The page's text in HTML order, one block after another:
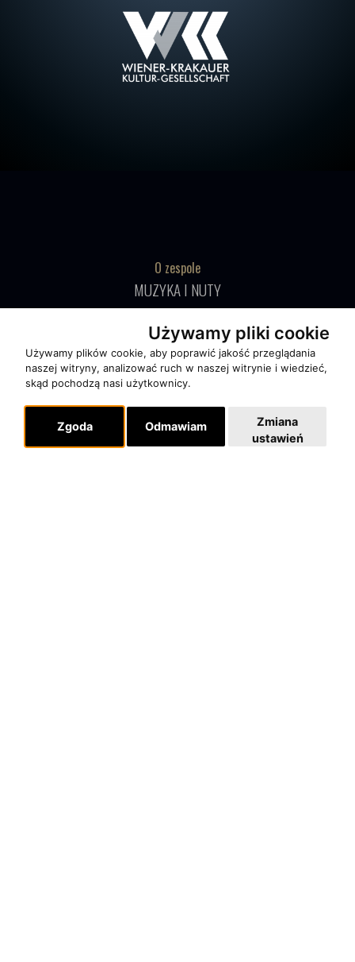
Używamy pliki cookie
Używamy plików cookie, aby poprawić jakość przeglądania
naszej witryny, analizować ruch w naszej witrynie i wiedzieć,
skąd pochodzą nasi użytkownicy.
Zgoda Odmawiam
Zmiana
ustawień
O zespole
MUZYKA I NUTY
NAGRODY
RECENZJE
Pomoc
KONTAKT
POLITYKA PRYWATNOŚCI